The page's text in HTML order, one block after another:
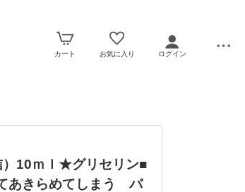
カート お気に入り ログイン
10ｍｌ★グリセリン■
あきらめてしまう バ